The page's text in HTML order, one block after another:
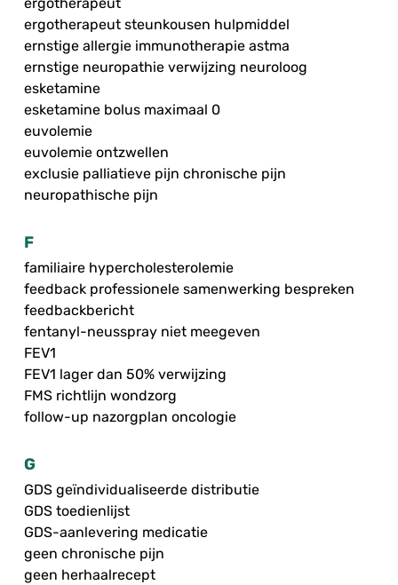
ergotherapeut steunkousen hulpmiddel
ernstige allergie immunotherapie astma
ernstige neuropathie verwijzing neuroloog
esketamine
esketamine bolus maximaal 0
euvolemie
euvolemie ontzwellen
exclusie palliatieve pijn chronische pijn
neuropathische pijn
F
familiaire hypercholesterolemie
feedback professionele samenwerking bespreken
feedbackbericht
fentanyl-neusspray niet meegeven
FEV1
FEV1 lager dan 50% verwijzing
FMS richtlijn wondzorg
follow-up nazorgplan oncologie
G
GDS geïndividualiseerde distributie
GDS toedienlijst
GDS-aanlevering medicatie
geen chronische pijn
geen herhaalrecept